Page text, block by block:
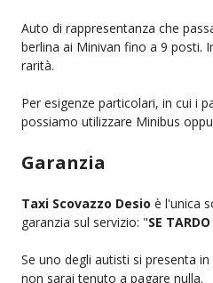
Auto di rappresentanza che
berlina ai Minivan fino a 9 posti.
rarità.
Per esigenze particolari, in cui i
possiamo utilizzare Minibus
Garanzia
Taxi Scovazzo Desio è l'unica
garanzia sul servizio: "SE
Se uno degli autisti si presenta
non sarai tenuto a pagare nulla.